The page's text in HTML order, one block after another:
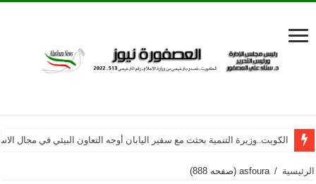
الكويت..وزيرة التنمية بحثت مع سفير اليابان أوجه التعاون البيئي في مجال
الفونيو.. أرز الجوعى الأفريقي يغزو المطابخ العالمية
الرئيسية /
asfoura(صفحه 888)